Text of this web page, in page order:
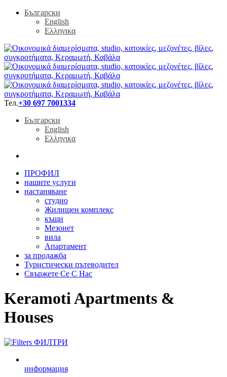
Български
English
Ελληνικα
Тел.+30 697 7001334
Български
English
Ελληνικα
ПРОФИЛ
нашите услуги
настаняване
студио
Жилищен комплекс
къщи
Мезонет
вила
Aпартамент
за продажба
Туристически пътеводител
Свържете Се С Нас
Keramoti Apartments &
Houses
ФИЛТРИ
информация